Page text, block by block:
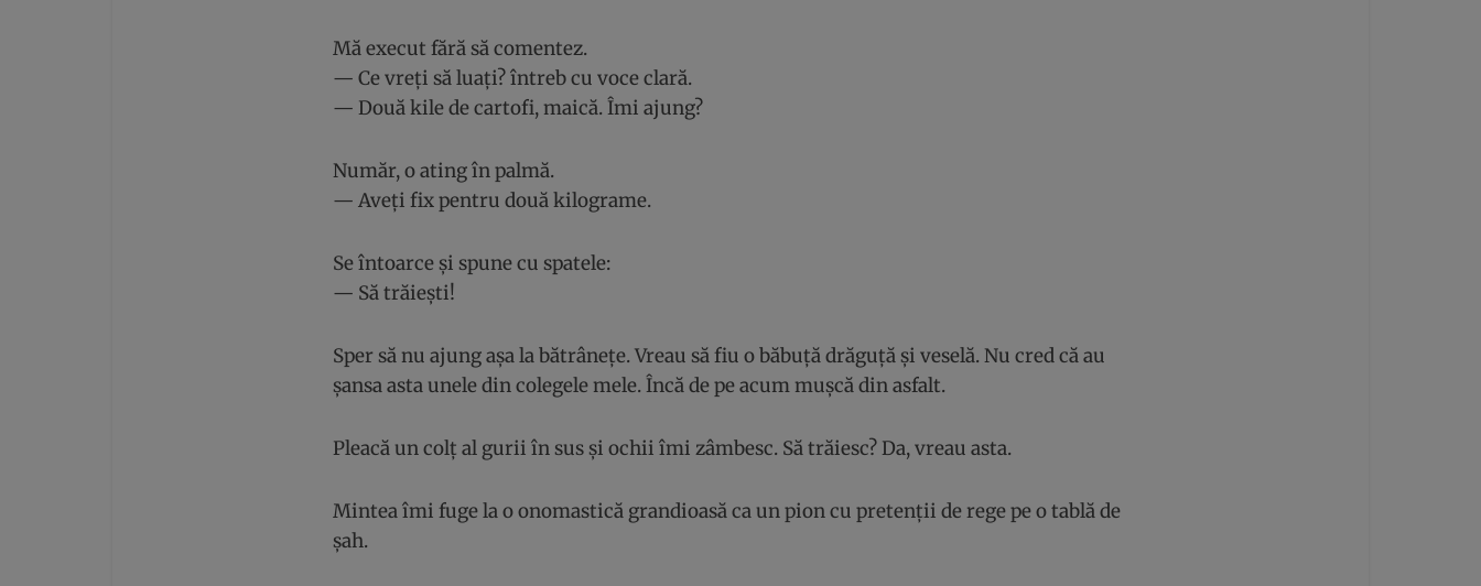
Mă execut fără să comentez.
— Ce vreți să luați? întreb cu voce clară.
— Două kile de cartofi, maică. Îmi ajung?
Număr, o ating în palmă.
— Aveți fix pentru două kilograme.
Se întoarce și spune cu spatele:
— Să trăiești!
Sper să nu ajung așa la bătrânețe. Vreau să fiu o băbuță drăguță și veselă. Nu cred că au
șansa asta unele din colegele mele. Încă de pe acum mușcă din asfalt.
Pleacă un colț al gurii în sus și ochii îmi zâmbesc. Să trăiesc? Da, vreau asta.
Mintea îmi fuge la o onomastică grandioasă ca un pion cu pretenții de rege pe o tablă de
șah.